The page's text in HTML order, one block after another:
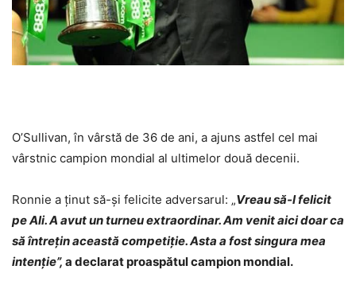
O’Sullivan, în vârstă de 36 de ani, a ajuns astfel cel mai
vârstnic campion mondial al ultimelor două decenii.
Ronnie a ţinut să-şi felicite adversarul: „Vreau să-l felicit
pe Ali. A avut un turneu extraordinar. Am venit aici doar ca
să întreţin această competiţie. Asta a fost singura mea
intenţie”, a declarat proaspătul campion mondial.